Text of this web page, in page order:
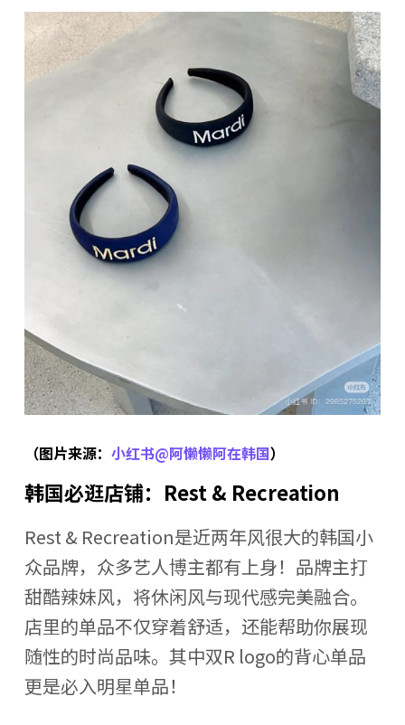
（图片来源： 小红书@阿懒懒阿在韩国）
韩国必逛店铺：Rest & Recreation
Rest & Recreation是近两年风很大的韩国小
众品牌，众多艺人博主都有上身！品牌主打
甜酷辣妹风，将休闲风与现代感完美融合。
店里的单品不仅穿着舒适，还能帮助你展现
随性的时尚品味。其中双R logo的背心单品
更是必入明星单品！